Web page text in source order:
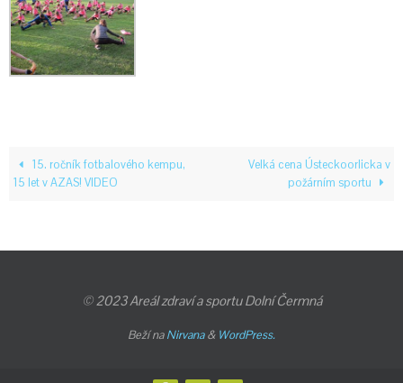
15. ročník fotbalového kempu,
15 let v AZAS! VIDEO
Velká cena Ústeckoorlicka v
požárním sportu
© 2023 Areál zdraví a sportu Dolní Čermná
Beží naNirvana& WordPress.